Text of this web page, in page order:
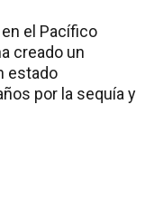
el Pacífico
creado un
estado
por la sequía y